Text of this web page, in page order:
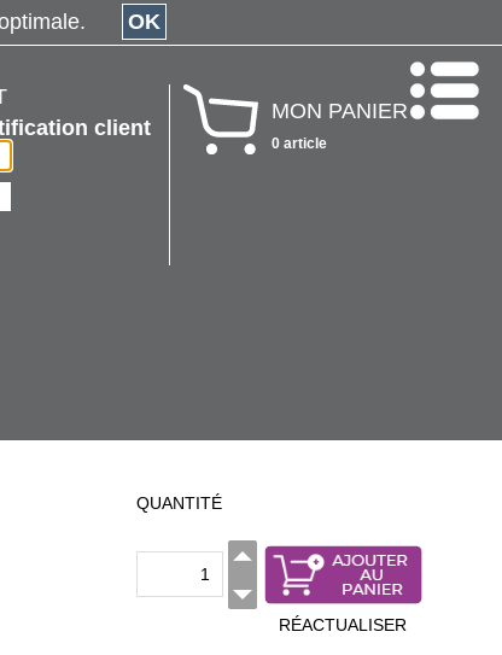
client
MON PANIER
0 article
QUANTITÉ
RÉACTUALISER
optimale. OK